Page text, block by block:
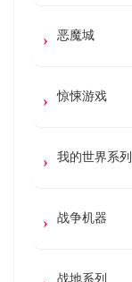
恶魔城
惊悚游戏
我的世界系列
战争机器
战地系列